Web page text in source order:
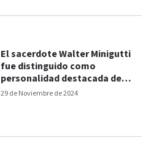
29 de Noviembre de 2024
El sacerdote Walter Minigutti
fue distinguido como
personalidad destacada de
Paraná